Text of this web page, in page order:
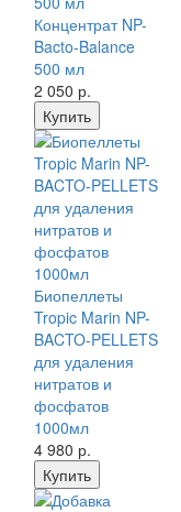
Концентрат NP-
Bacto-Balance
500 мл
2 050 р.
Купить
Биопеллеты
Tropic Marin NP-
BACTO-PELLETS
для удаления
нитратов и
фосфатов
1000мл
4 980 р.
Купить